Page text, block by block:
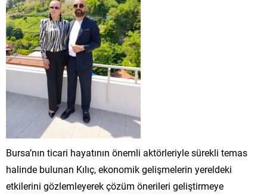
Bursa’nın ticari hayatının önemli aktörleriyle sürekli temas
halinde bulunan Kılıç, ekonomik gelişmelerin yereldeki
etkilerini gözlemleyerek çözüm önerileri geliştirmeye